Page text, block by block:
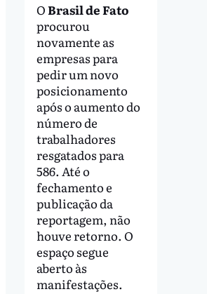
OBrasil de Fato
procurou
novamente as
empresas para
pedir um novo
posicionamento
após o aumento do
número de
trabalhadores
resgatados para
586. Até o
fechamento e
publicação da
reportagem, não
houve retorno. O
espaço segue
aberto às
manifestações.